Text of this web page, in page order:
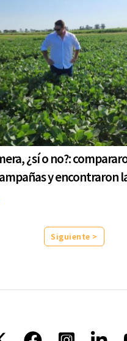
¿sí o no?:
y encontraron
Siguiente >